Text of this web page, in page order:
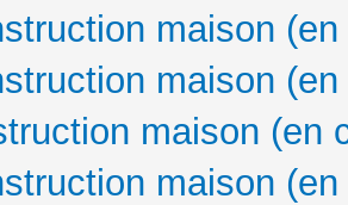
maison
maison
maison (en
maison